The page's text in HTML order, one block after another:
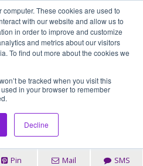
These cookies are used to
with our website and allow us to
in order to improve and customize
and metrics about our visitors
To find out more about the cookies we
be tracked when you visit this
in your browser to remember
Decline
アセンティア・ホールディングス(AssentiaHoldings)
事業戦略 キー
用品」
Pin Mail SMS